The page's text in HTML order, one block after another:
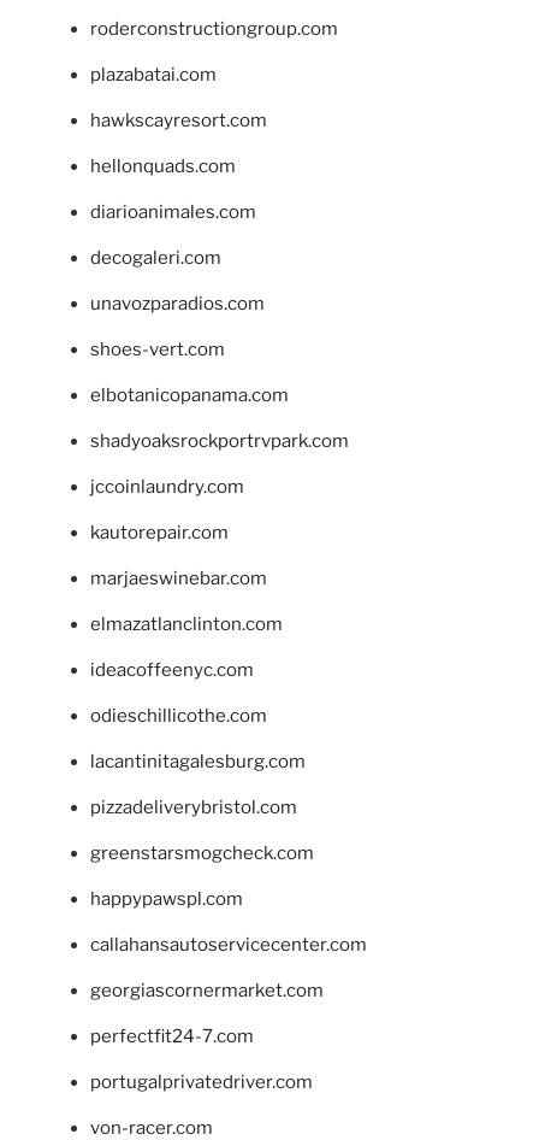
roderconstructiongroup.com
plazabatai.com
hawkscayresort.com
hellonquads.com
diarioanimales.com
decogaleri.com
unavozparadios.com
shoes-vert.com
elbotanicopanama.com
shadyoaksrockportrvpark.com
jccoinlaundry.com
kautorepair.com
marjaeswinebar.com
elmazatlanclinton.com
ideacoffeenyc.com
odieschillicothe.com
lacantinitagalesburg.com
pizzadeliverybristol.com
greenstarsmogcheck.com
happypawspl.com
callahansautoservicecenter.com
georgiascornermarket.com
perfectfit24-7.com
portugalprivatedriver.com
von-racer.com